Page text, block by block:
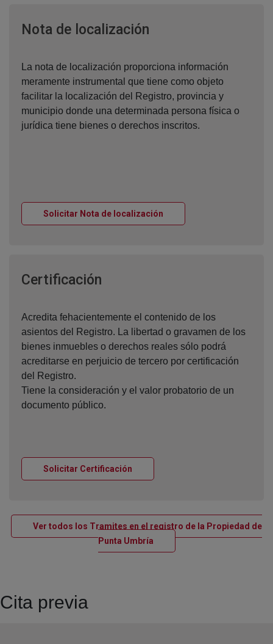
Nota de localización
La nota de localización proporciona información
meramente instrumental que tiene como objeto
facilitar la localización del Registro, provincia y
municipio donde una determinada persona física o
jurídica tiene bienes o derechos inscritos.
Solicitar Nota de localización
Certificación
Acredita fehacientemente el contenido de los
asientos del Registro. La libertad o gravamen de los
bienes inmuebles o derechos reales sólo podrá
acreditarse en perjuicio de tercero por certificación
del Registro.
Tiene la consideración y el valor probatorio de un
documento público.
Solicitar Certificación
Ver todos los Tramites en el registro de la Propiedad de
Punta UmbríaVentana nueva
Cita previa